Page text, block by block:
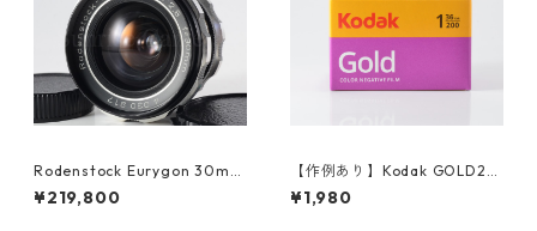
Rodenstock Eurygon 30mm
F2.8 M42 ローデンストック
(23626)
¥219,800
【作例あり】Kodak GOLD20
0 35mmカラーネガフィルム
36枚撮り (K012)
¥1,980